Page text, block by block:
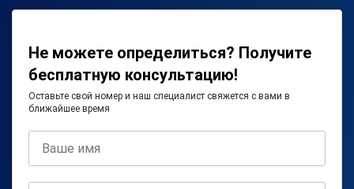
Не можете определиться? Получите
бесплатную консультацию!
Оставьте свой номер и наш специалист свяжется с вами в
ближайшее время